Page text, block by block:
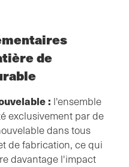
de
: l'ensemble
exclusivement par de
dans tous
de fabrication, ce qui
davantage l'impact